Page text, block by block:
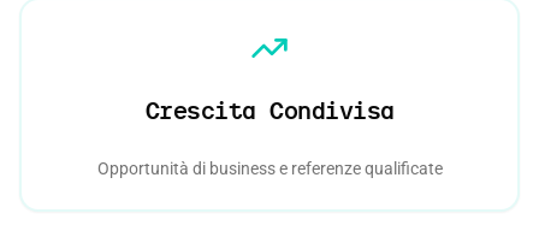
Crescita Condivisa
Opportunità di business e referenze qualificate